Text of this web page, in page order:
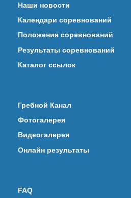
Наши новости
Календари соревнований
Положения соревнований
Результаты соревнований
Каталог ссылок
Гребной Канал
Фотогалерея
Видеогалерея
Онлайн результаты
FAQ